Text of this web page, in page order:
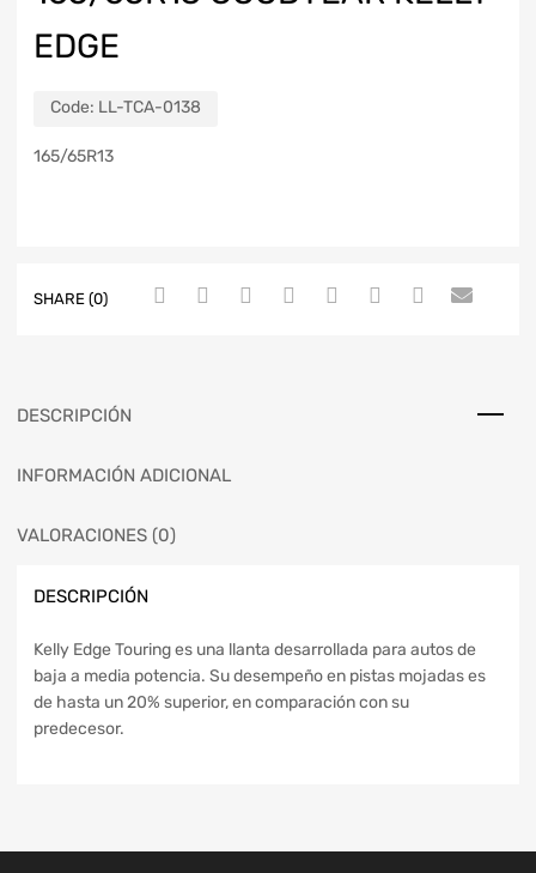
EDGE
Code: LL-TCA-0138
165/65R13
SHARE (0)
DESCRIPCIÓN
INFORMACIÓN ADICIONAL
VALORACIONES (0)
DESCRIPCIÓN
Kelly Edge Touring es una llanta desarrollada para autos de
baja a media potencia. Su desempeño en pistas mojadas es
de hasta un 20% superior, en comparación con su
predecesor.